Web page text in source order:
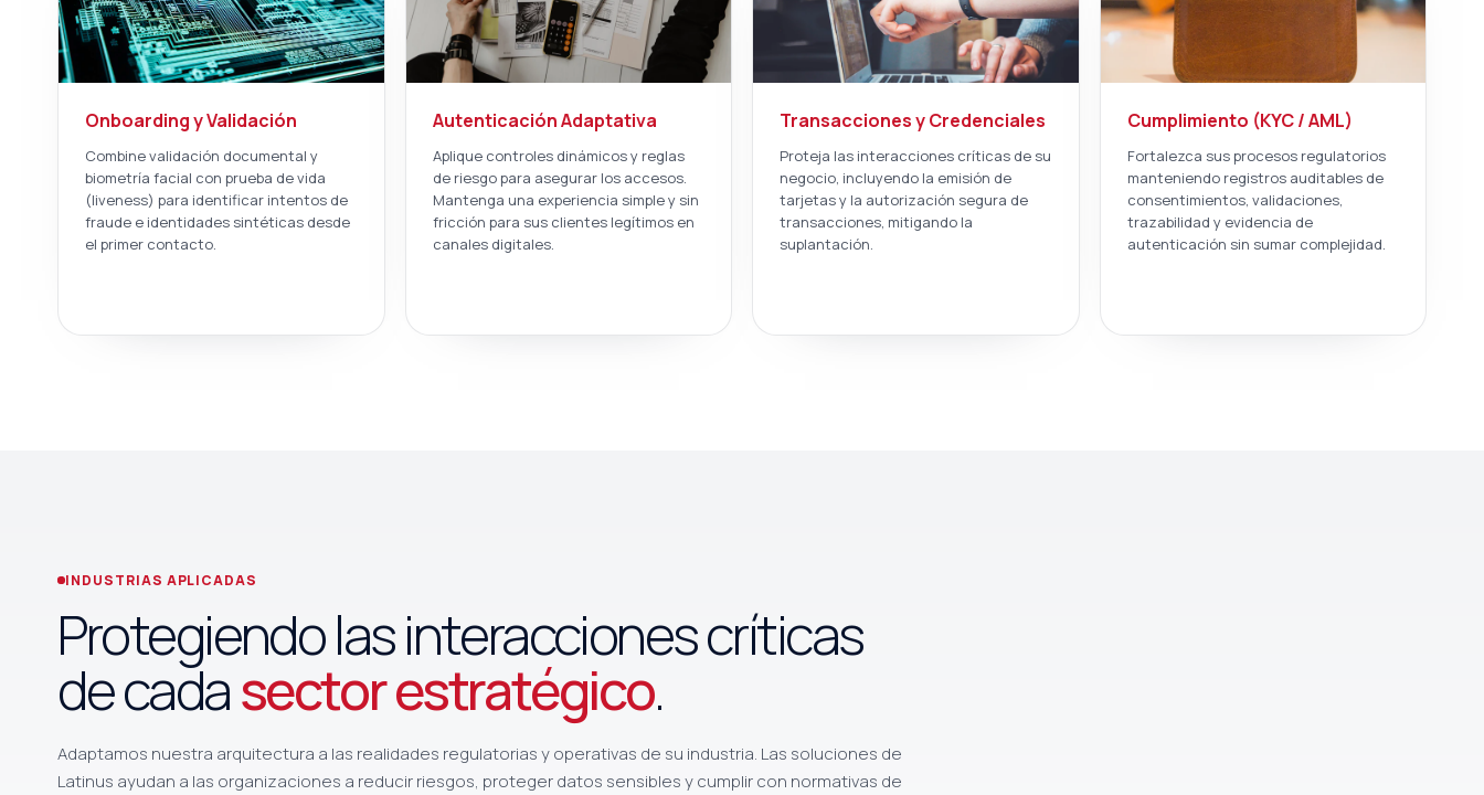
Onboarding y Validación
Combine validación documental y
biometría facial con prueba de vida
(liveness) para identificar intentos de
fraude e identidades sintéticas desde
el primer contacto.
Autenticación Adaptativa
Aplique controles dinámicos y reglas
de riesgo para asegurar los accesos.
Mantenga una experiencia simple y sin
fricción para sus clientes legítimos en
canales digitales.
Transacciones y Credenciales
Proteja las interacciones críticas de su
negocio, incluyendo la emisión de
tarjetas y la autorización segura de
transacciones, mitigando la
suplantación.
Cumplimiento (KYC / AML)
Fortalezca sus procesos regulatorios
manteniendo registros auditables de
consentimientos, validaciones,
trazabilidad y evidencia de
autenticación sin sumar complejidad.
INDUSTRIAS APLICADAS
Protegiendo las interacciones críticas
de cadasector estratégico.
Adaptamos nuestra arquitectura a las realidades regulatorias y operativas de su industria. Las soluciones de
Latinus ayudan a las organizaciones a reducir riesgos, proteger datos sensibles y cumplir con normativas de